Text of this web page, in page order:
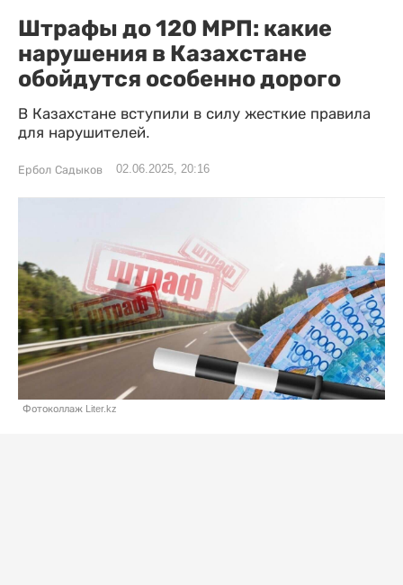
Штрафы до 120 МРП: какие
нарушения в Казахстане
обойдутся особенно дорого
В Казахстане вступили в силу жесткие правила
для нарушителей.
Ербол Садыков 02.06.2025, 20:16
Фотоколлаж Liter.kz